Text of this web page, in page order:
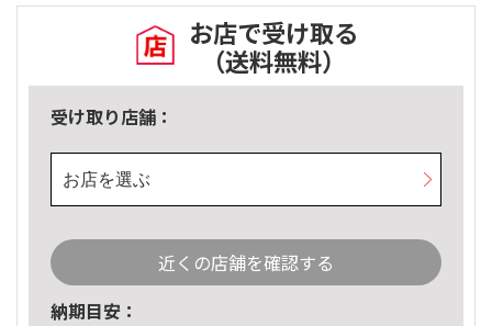
お店で受け取る
（送料無料）
受け取り店舗：
お店を選ぶ
近くの店舗を確認する
納期目安：